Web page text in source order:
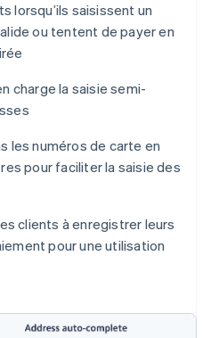
lorsqu’ils saisissent un
ou tentent de payer en
charge la saisie semi-
les numéros de carte en
pour faciliter la saisie des
clients à enregistrer leurs
pour une utilisation